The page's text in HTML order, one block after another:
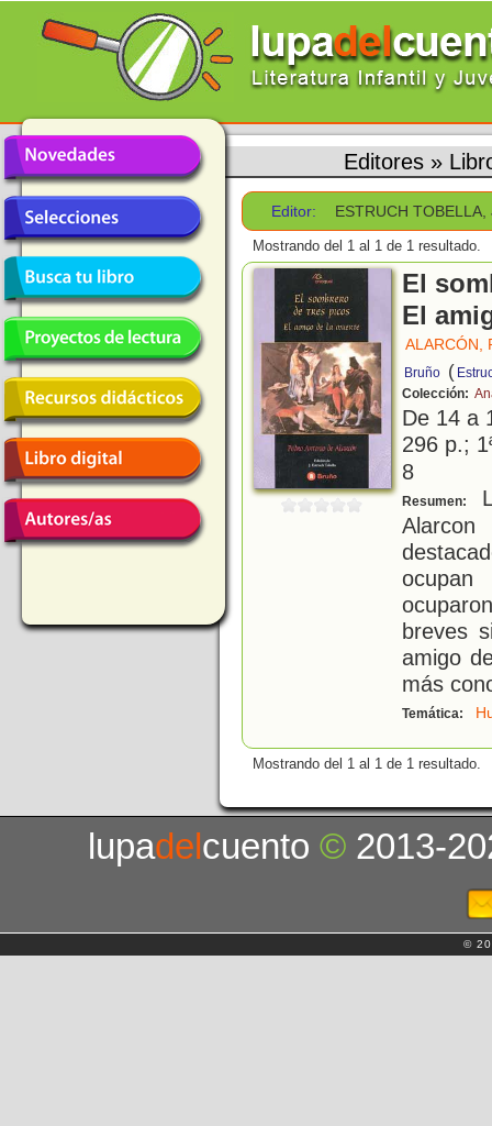
Editores »
Editor: ESTRUCH TOBELLA,
Mostrando del 1 al 1 de 1 resultado.
El
El
ALARCÓN,
Bruño (
Colección:
De 14 a
296 p.;
8
Resumen:
breves
amigo
más
Temática:
Mostrando del 1 al 1 de 1 resultado.
lupadelcuento© 2013-
©